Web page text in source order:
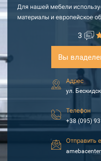
Для нашей мебели
материалы и европейское
3
Вы
Адрес
ул.
Телефон
+38 (095)
Отправить